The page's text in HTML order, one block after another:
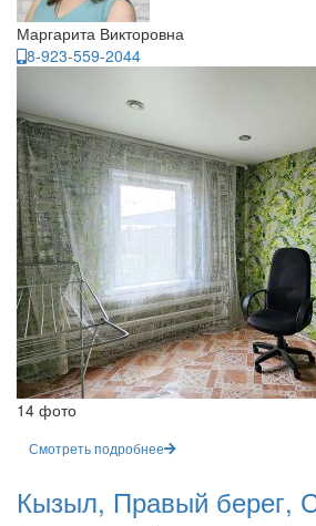
Маргарита Викторовна
8-923-559-2044
14 фото
Смотреть подробнее
Кызыл, Правый берег,